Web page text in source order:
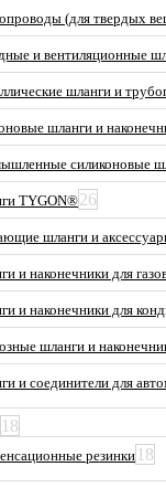
(для твердых
и вентиляционные
шланги и
шланги и
силиконовые
TYGON®26
шланги и
и наконечники для
и наконечники для
шланги и
и соединители для
18
резинки 18